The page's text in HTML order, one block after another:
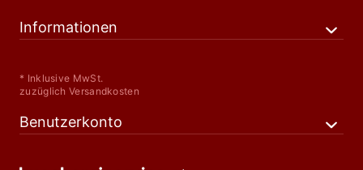
Informationen
* Inklusive MwSt.
zuzüglich Versandkosten
Benutzerkonto